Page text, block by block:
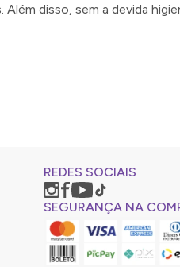
disso, sem a devida
principalmente para quem
REDES SOCIAIS
SEGURANÇA NA